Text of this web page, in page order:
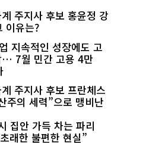
주지사 후보 홍윤정 강
이유는?
지속적인 성장에도 고
… 7월 민간 고용 4만
주지사 후보 프란체스
주의 세력”으로 맹비난
집안 가득 차는 파리
래한 불편한 현실”